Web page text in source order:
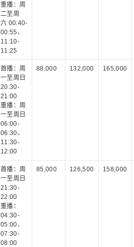
重播：周
二至周
六 00:40-
00:55、
11:10-
11:25
首播：周
一至周日
20:30-
21:00
重播：周
一至周日
06:00-
06:30、
11:30-
12:00
88,000 132,000 165,000
首播：周
一至周日
21:30-
22:00
重播：
04:30-
05:00、
07:30-
08:00
85,000 126,500 158,000